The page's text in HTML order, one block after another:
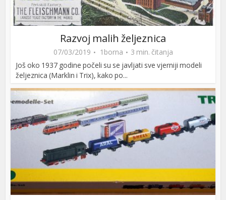
Razvoj malih željeznica
07/03/2019 1borna
3 min. čitanja
Još oko 1937 godine počeli su se javljati sve vjerniji modeli
željeznica (Marklin i Trix), kako po...